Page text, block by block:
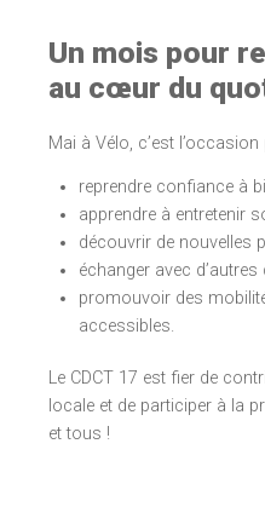
Un mois pour
au cœur du
Mai à Vélo, c’est
reprendre confiance à
apprendre à entretenir
découvrir de nouvelles
échanger avec d’autres
promouvoir des
accessibles.
Le CDCT 17 est fier de
locale et de participer à la
et tous !